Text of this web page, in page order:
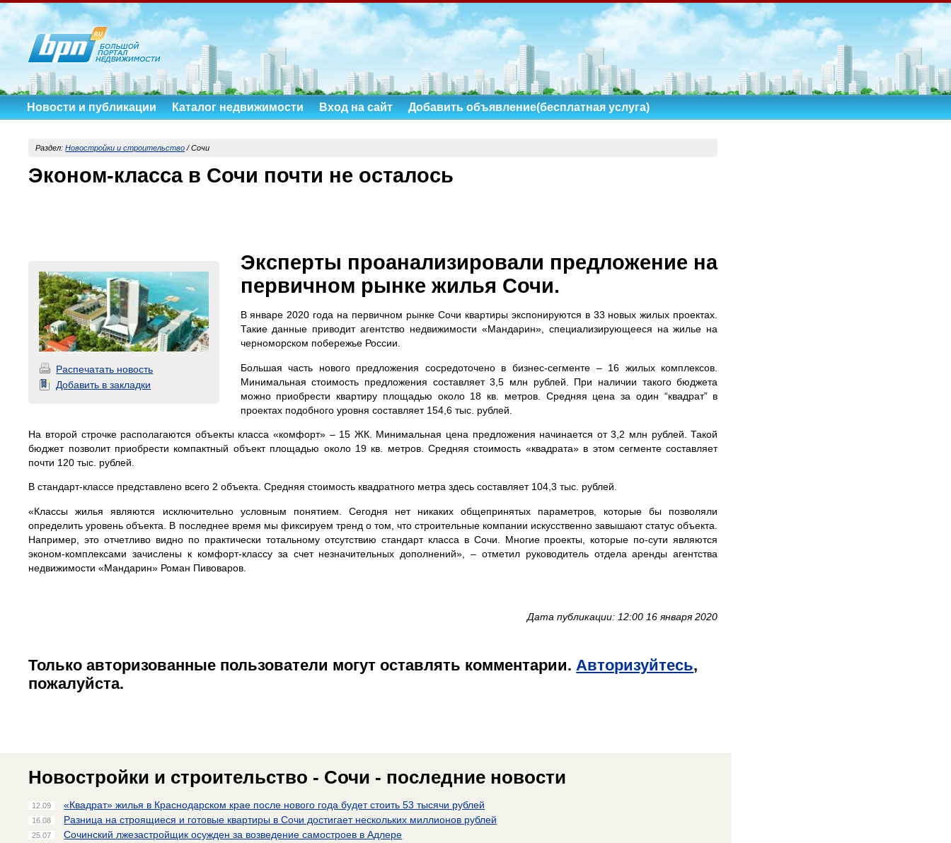
Новости и публикации Каталог недвижимости Вход на сайт Добавить объявление(бесплатная услуга)
Раздел:Новостройки и строительство / Сочи
Эконом-класса в Сочи почти не осталось
Распечатать новость
Добавить в закладки
Эксперты проанализировали предложение на
первичном рынке жилья Сочи.
В январе 2020 года на первичном рынке Сочи квартиры экспонируются в 33 новых жилых проектах.
Такие данные приводит агентство недвижимости «Мандарин», специализирующееся на жилье на
черноморском побережье России.
Большая часть нового предложения сосредоточено в бизнес-сегменте – 16 жилых комплексов.
Минимальная стоимость предложения составляет 3,5 млн рублей. При наличии такого бюджета
можно приобрести квартиру площадью около 18 кв. метров. Средняя цена за один “квадрат” в
проектах подобного уровня составляет 154,6 тыс. рублей.
На второй строчке располагаются объекты класса «комфорт» – 15 ЖК. Минимальная цена предложения начинается от 3,2 млн рублей. Такой
бюджет позволит приобрести компактный объект площадью около 19 кв. метров. Средняя стоимость «квадрата» в этом сегменте составляет
почти 120 тыс. рублей.
В стандарт-классе представлено всего 2 объекта. Средняя стоимость квадратного метра здесь составляет 104,3 тыс. рублей.
«Классы жилья являются исключительно условным понятием. Сегодня нет никаких общепринятых параметров, которые бы позволяли
определить уровень объекта. В последнее время мы фиксируем тренд о том, что строительные компании искусственно завышают статус объекта.
Например, это отчетливо видно по практически тотальному отсутствию стандарт класса в Сочи. Многие проекты, которые по-сути являются
эконом-комплексами зачислены к комфорт-классу за счет незначительных дополнений», – отметил руководитель отдела аренды агентства
недвижимости «Мандарин» Роман Пивоваров.
Дата публикации: 12:00 16 января 2020
Только авторизованные пользователи могут оставлять комментарии.Авторизуйтесь,
пожалуйста.
Новостройки и строительство - Сочи - последние новости
12.09 «Квадрат» жилья в Краснодарском крае после нового года будет стоить 53 тысячи рублей
16.08 Разница на строящиеся и готовые квартиры в Сочи достигает нескольких миллионов рублей
25.07 Сочинский лжезастройщик осужден за возведение самостроев в Адлере